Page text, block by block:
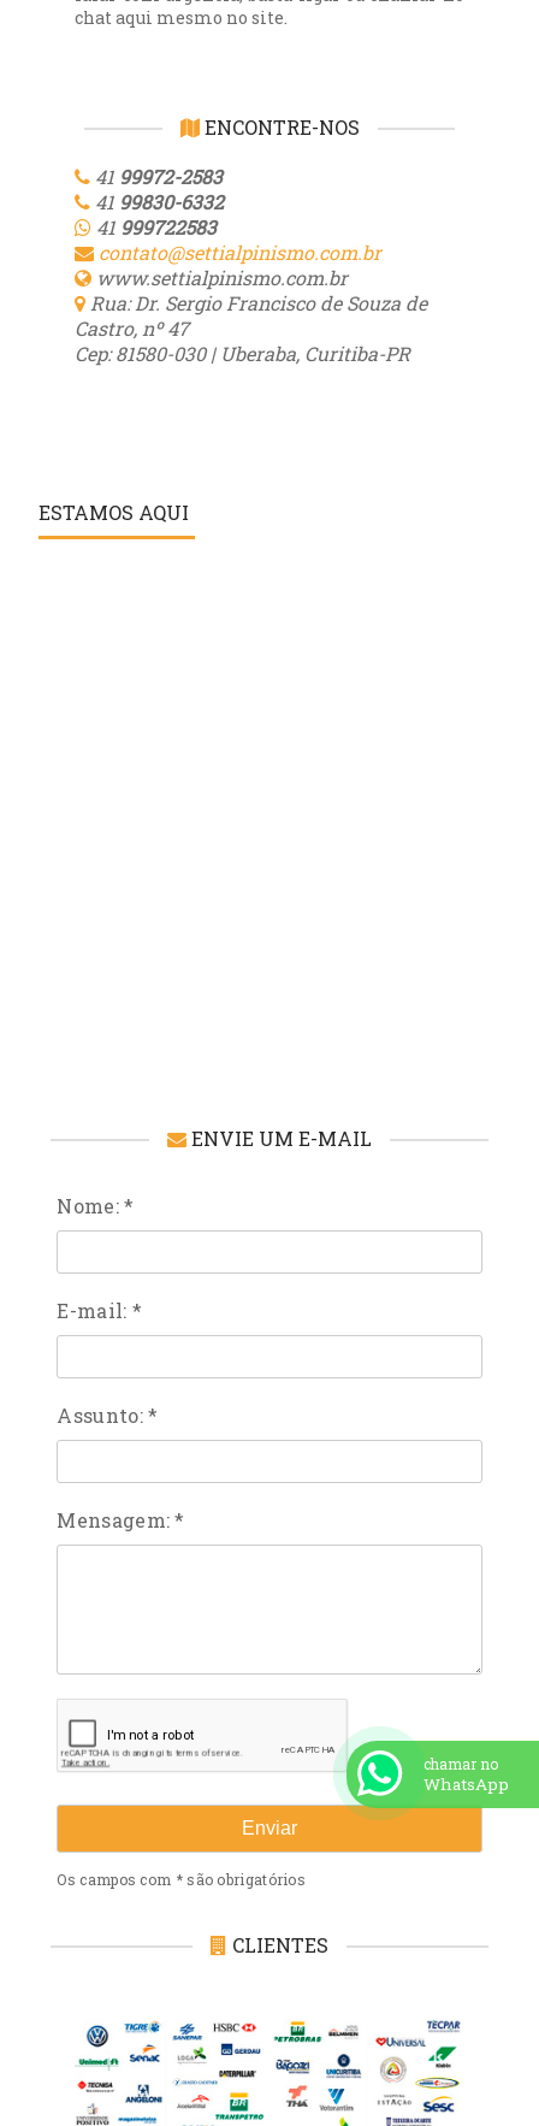
chat aqui mesmo no site.
ENCONTRE-NOS
41 99972-2583
41 99830-6332
41 999722583
contato@settialpinismo.com.br
www.settialpinismo.com.br
Rua: Dr. Sergio Francisco de Souza de
Castro, nº 47
Cep: 81580-030 | Uberaba, Curitiba-PR
ESTAMOS AQUI
ENVIE UM E-MAIL
Nome:*
E-mail: *
Assunto:*
Mensagem:*
Os campos com * são obrigatórios
CLIENTES
chamar no
WhatsApp